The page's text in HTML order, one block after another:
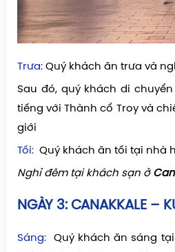
Trưa: Quý khách ăn trưa và
Sau đó, quý khách di
tiếng với Thành cổ Troy và
giới
Tối: Quý khách ăn tối tại nhà
Nghỉ đêm tại khách sạn ở
NGÀY 3: CANAKKALE –
Sáng: Quý khách ăn sáng